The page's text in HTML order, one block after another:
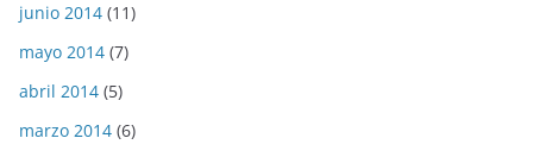
junio 2014 (11)
mayo 2014 (7)
abril 2014 (5)
marzo 2014 (6)